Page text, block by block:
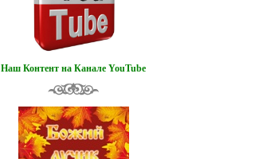
Наш Контент на Канале YouTube